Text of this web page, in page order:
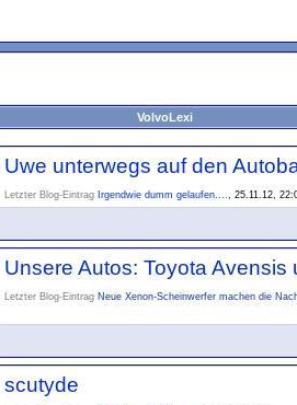
VolvoLexi
Uwe unterwegs auf den
Letzter Blog-Eintrag Irgendwie dumm gelaufen...., 25.11.12,
Unsere Autos: Toyota Avensis
Letzter Blog-Eintrag Neue Xenon-Scheinwerfer machen die
scutyde